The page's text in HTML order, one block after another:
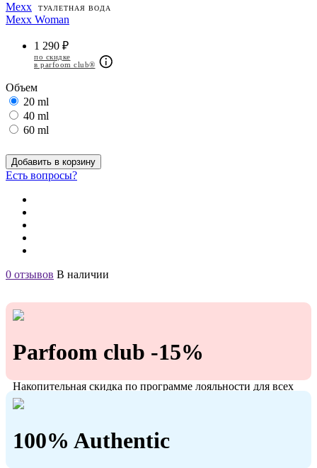
Mexx ТУАЛЕТНАЯ ВОДА
Mexx Woman
1 290 ₽
по скидке
в parfoom club®
Объем
20 ml
40 ml
60 ml
Добавить в корзину
Есть вопросы?
0 отзывов В наличии
Parfoom club -15%
Накопительная скидка по программе лояльности для всех
кто с нами!
100% Authentic